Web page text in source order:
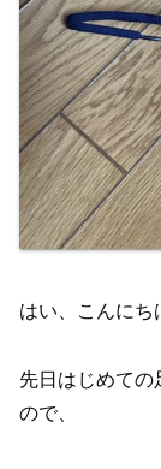
はい、こんにち
先日はじめての
ので、